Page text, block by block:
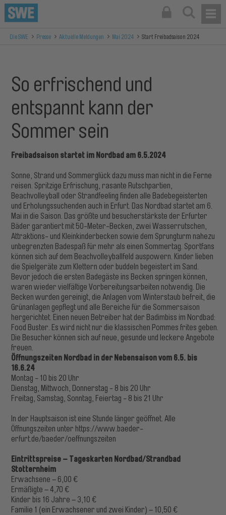
Die SWE Presse Aktuelle Meldungen Mai 2024 Start Freibadsaison 2024
So erfrischend und
entspannt kann der
Sommer sein
Freibadsaison startet im Nordbad am 6.5.2024
Sonne, Strand und Sommerglück dazu muss man nicht in die Ferne
reisen. Spritzige Erfrischung, rasante Rutschpartien,
Beachvolleyball oder Strandfeeling finden alle Badebegeisterten
und Erholungssuchenden auch in Erfurt. Das Nordbad startet am 6.
Mai in die Saison. Das größte und besucherstärkste der Erfurter
Bäder garantiert mit 50-Meter-Becken, zwei Wasserrutschen,
Attraktions- und Kleinkinderbecken sowie dem Sprungturm nahezu
unbegrenzten Badespaß für mehr als einen Sommertag. Sportfans
können sich auf dem Beachvolleyballfeld auspowern. Kinder lieben
die Spielgeräte zum Klettern oder buddeln begeistert im Sand.
Bevor jedoch die ersten Badegäste ins Becken springen können,
waren wieder vielfältige Vorbereitungsarbeiten notwendig. Die
Becken wurden gereinigt, die Anlagen vom Winterstaub befreit, die
Grünanlagen gepflegt und alle Bereiche für die Sommersaison
hergerichtet. Einen neuen Betreiber hat der Badimbiss im Nordbad:
Food Buster. Es wird nicht nur die klassischen Pommes frites geben.
Die Besucher können sich auf neue, gesunde und leckere Angebote
freuen.
Öffnungszeiten Nordbad in der Nebensaison vom 6.5. bis
16.6.24
Montag - 10 bis 20 Uhr
Dienstag, Mittwoch, Donnerstag - 8 bis 20 Uhr
Freitag, Samstag, Sonntag, Feiertag - 8 bis 21 Uhr
In der Hauptsaison ist eine Stunde länger geöffnet. Alle
Öffnungszeiten unter https://www.baeder-
erfurt.de/baeder/oeffnungszeiten
Eintrittspreise – Tageskarten Nordbad/Strandbad
Stotternheim
Erwachsene – 6,00 €
Ermäßigte – 4,70 €
Kinder bis 16 Jahre – 3,10 €
Familie 1 (ein Erwachsener und zwei Kinder) – 10,50 €